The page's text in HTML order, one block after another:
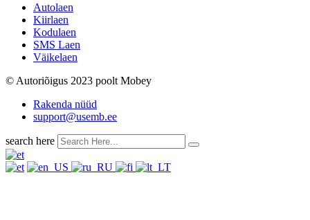
Autolaen
Kiirlaen
Kodulaen
SMS Laen
Väikelaen
© Autoriõigus 2023 poolt Mobey
Rakenda nüüd
support@usemb.ee
search here